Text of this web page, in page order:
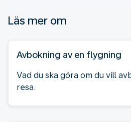
Läs mer om
Avbokning av en flygning
Vad du ska göra om du vill
resa.